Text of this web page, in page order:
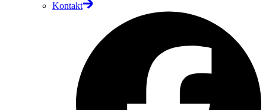
Kontakt